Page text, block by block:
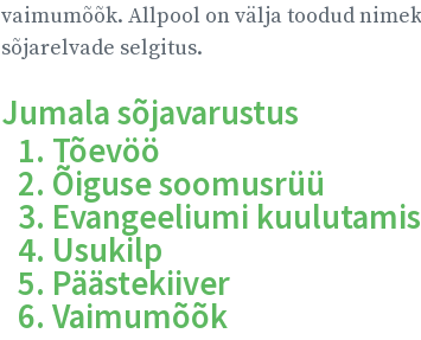
vaimumõõk. Allpool on välja toodud
sõjarelvade selgitus.
Jumala sõjavarustus
Tõevöö
Õiguse soomusrüü
Evangeeliumi
Usukilp
Päästekiiver
Vaimumõõk